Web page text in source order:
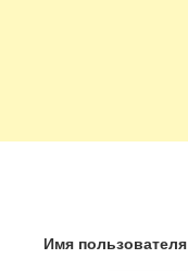
Имя пользователя